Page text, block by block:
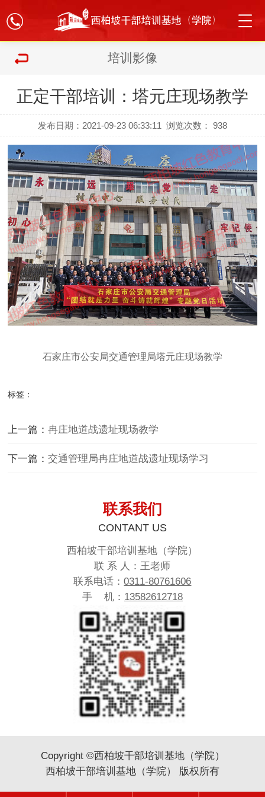
培训影像
正定干部培训：塔元庄现场教学
发布日期：2021-09-23 06:33:11 浏览次数： 938
石家庄市公安局交通管理局塔元庄现场教学
标签：
上一篇：冉庄地道战遗址现场教学
下一篇：交通管理局冉庄地道战遗址现场学习
联系我们
CONTANT US
西柏坡干部培训基地（学院）
联 系 人：王老师
联系电话：0311-80761606
手 机： 13582612718
Copyright ©西柏坡干部培训基地（学院）
西柏坡干部培训基地（学院） 版权所有